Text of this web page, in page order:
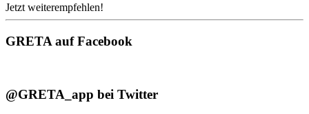
Jetzt weiterempfehlen!
GRETA auf Facebook
@GRETA_app bei Twitter